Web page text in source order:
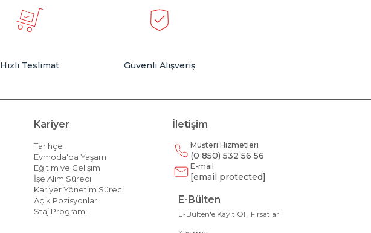
Hızlı Teslimat Güvenli Alışveriş
Kariyer
Tarihçe
Evmoda'da Yaşam
Eğitim ve Gelişim
İşe Alım Süreci
Kariyer Yönetim Süreci
Açık Pozisyonlar
Staj Programı
İletişim
Müşteri Hizmetleri
(0 850) 532 56 56
E-mail
[email protected]
E-Bülten
E-Bülten'e Kayıt Ol , Fırsatları